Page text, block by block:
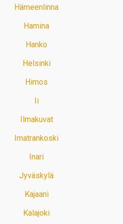
Hämeenlinna
Hamina
Hanko
Helsinki
Himos
Ii
Ilmakuvat
Imatrankoski
Inari
Jyväskylä
Kajaani
Kalajoki